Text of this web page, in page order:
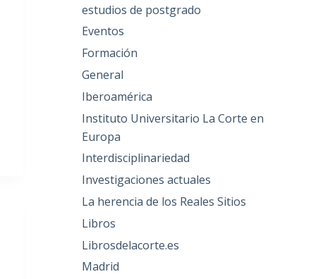
estudios de postgrado
Eventos
Formación
General
Iberoamérica
Instituto Universitario La Corte en
Europa
Interdisciplinariedad
Investigaciones actuales
La herencia de los Reales Sitios
Libros
Librosdelacorte.es
Madrid